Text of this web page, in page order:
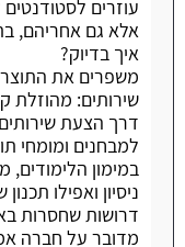
עוזרים
אלא גם אחריהם,
איך בדיוק?
משפרים את
שירותים: מהוזלת
דרך הצעת שירותים
למבחנים ומומחי
במימון
ניסיון ואפילו
דרושות שחסרות